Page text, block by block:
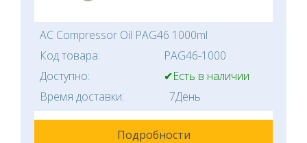
AC Compressor Oil PAG46 1000ml
Код товара:
PAG46-1000
Доступно:
✔Есть в наличии
Время доставки:
7День
Подробности